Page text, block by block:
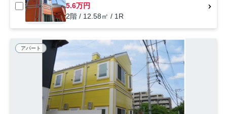
5.6万円
2階 / 12.58㎡ / 1R
アパート